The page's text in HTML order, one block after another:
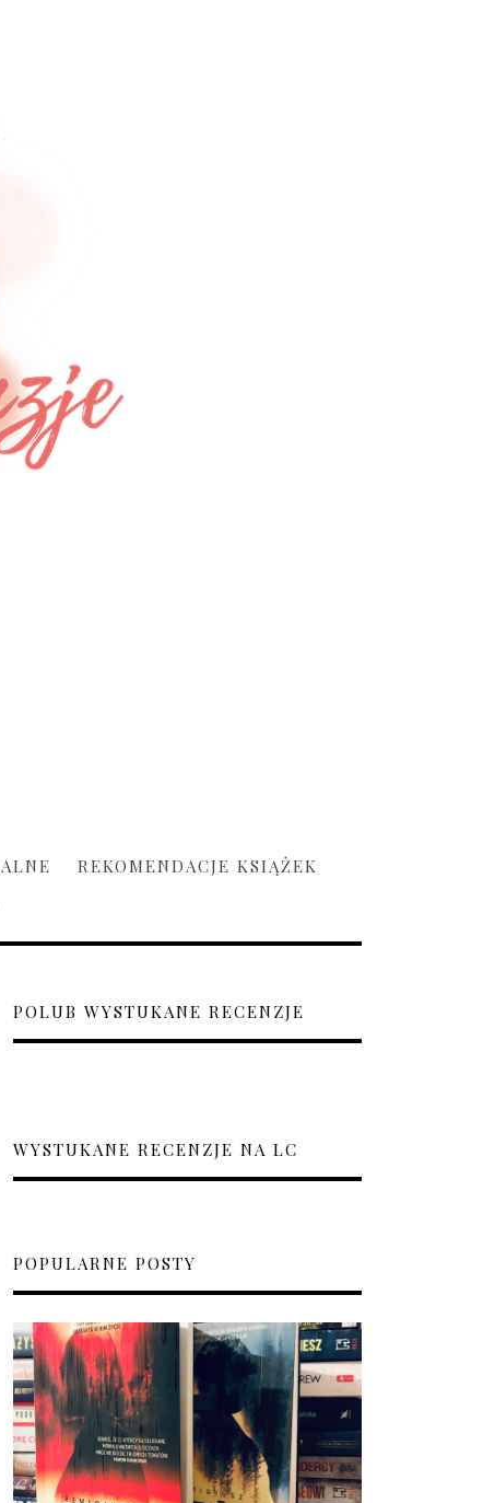
REKOMENDACJE KSIĄŻEK
POLUB WYSTUKANE RECENZJE
WYSTUKANE RECENZJE NA LC
POPULARNE POSTY